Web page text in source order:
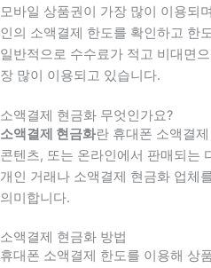
모바일 상품권이 가장 많이 이용되
인의 소액결제 한도를 확인하고 한
일반적으로 수수료가 적고 비대면
장 많이 이용되고 있습니다.
소액결제 현금화 무엇인가요?
소액결제 현금화란 휴대폰 소액결
콘텐츠, 또는 온라인에서 판매되는
개인 거래나 소액결제 현금화 업체
의미합니다.
소액결제 현금화 방법
휴대폰 소액결제 한도를 이용해 상